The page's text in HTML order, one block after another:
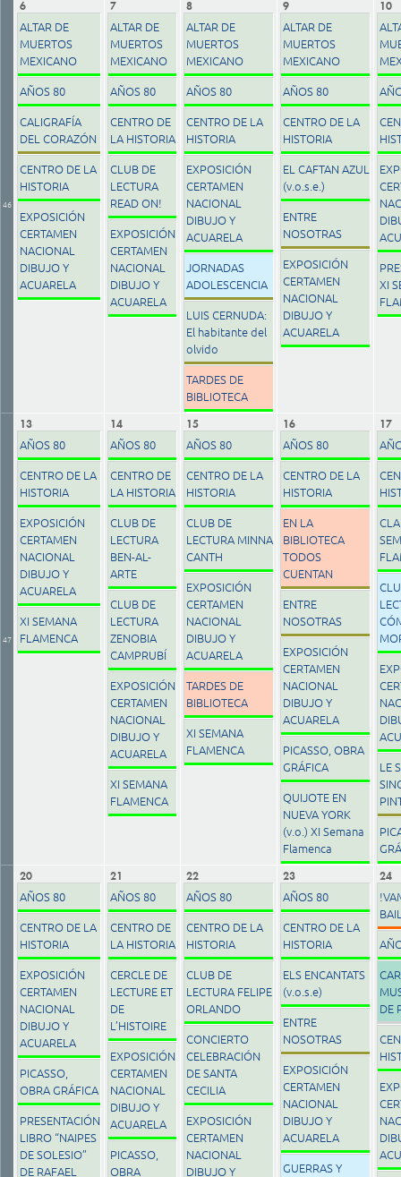
46
6
ALTAR DE
MUERTOS
MEXICANO
AÑOS 80
CALIGRAFÍA
DEL CORAZÓN
CENTRO DE LA
HISTORIA
EXPOSICIÓN
CERTAMEN
NACIONAL
DIBUJO Y
ACUARELA
7
ALTAR DE
MUERTOS
MEXICANO
AÑOS 80
CENTRO DE
LA HISTORIA
CLUB DE
LECTURA
READ ON!
EXPOSICIÓN
CERTAMEN
NACIONAL
DIBUJO Y
ACUARELA
8
ALTAR DE
MUERTOS
MEXICANO
AÑOS 80
CENTRO DE LA
HISTORIA
EXPOSICIÓN
CERTAMEN
NACIONAL
DIBUJO Y
ACUARELA
JORNADAS
ADOLESCENCIA
LUIS CERNUDA:
El habitante del
olvido
TARDES DE
BIBLIOTECA
9
ALTAR DE
MUERTOS
MEXICANO
AÑOS 80
CENTRO DE LA
HISTORIA
EL CAFTAN AZUL
(v.o.s.e.)
ENTRE
NOSOTRAS
EXPOSICIÓN
CERTAMEN
NACIONAL
DIBUJO Y
ACUARELA
10
XI
47
13
AÑOS 80
CENTRO DE LA
HISTORIA
EXPOSICIÓN
CERTAMEN
NACIONAL
DIBUJO Y
ACUARELA
XI SEMANA
FLAMENCA
14
AÑOS 80
CENTRO DE
LA HISTORIA
CLUB DE
LECTURA
BEN-AL-
ARTE
CLUB DE
LECTURA
ZENOBIA
CAMPRUBÍ
EXPOSICIÓN
CERTAMEN
NACIONAL
DIBUJO Y
ACUARELA
XI SEMANA
FLAMENCA
15
AÑOS 80
CENTRO DE LA
HISTORIA
CLUB DE
LECTURA MINNA
CANTH
EXPOSICIÓN
CERTAMEN
NACIONAL
DIBUJO Y
ACUARELA
TARDES DE
BIBLIOTECA
XI SEMANA
FLAMENCA
16
AÑOS 80
CENTRO DE LA
HISTORIA
EN LA
BIBLIOTECA
TODOS
CUENTAN
ENTRE
NOSOTRAS
EXPOSICIÓN
CERTAMEN
NACIONAL
DIBUJO Y
ACUARELA
PICASSO, OBRA
GRÁFICA
QUIJOTE EN
NUEVA YORK
(v.o.) XI Semana
Flamenca
17
LE
20
AÑOS 80
CENTRO DE LA
HISTORIA
EXPOSICIÓN
CERTAMEN
NACIONAL
DIBUJO Y
ACUARELA
PICASSO,
OBRA GRÁFICA
PRESENTACIÓN
LIBRO “NAIPES
DE SOLESIO”
DE RAFAEL
21
AÑOS 80
CENTRO DE
LA HISTORIA
CERCLE DE
LECTURE ET
DE
L’HISTOIRE
EXPOSICIÓN
CERTAMEN
NACIONAL
DIBUJO Y
ACUARELA
PICASSO,
OBRA
22
AÑOS 80
CENTRO DE LA
HISTORIA
CLUB DE
LECTURA FELIPE
ORLANDO
CONCIERTO
CELEBRACIÓN
DE SANTA
CECILIA
EXPOSICIÓN
CERTAMEN
NACIONAL
DIBUJO Y
23
AÑOS 80
CENTRO DE LA
HISTORIA
ELS ENCANTATS
(v.o.s.e)
ENTRE
NOSOTRAS
EXPOSICIÓN
CERTAMEN
NACIONAL
DIBUJO Y
ACUARELA
GUERRAS Y
24
DE